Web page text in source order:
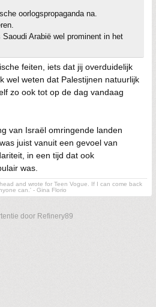
oorlogspropaganda na.
Arabië wel prominent in het
feiten, iets dat jij overduidelijk
wel weten dat Palestijnen natuurlijk
zo ook tot op de dag vandaag
van Israël omringende landen
juist vanuit een gevoel van
in een tijd dat ook
was.
and wrote for Teen Vogue. If I can come back
can.' - Gina Florio
door Refinery89